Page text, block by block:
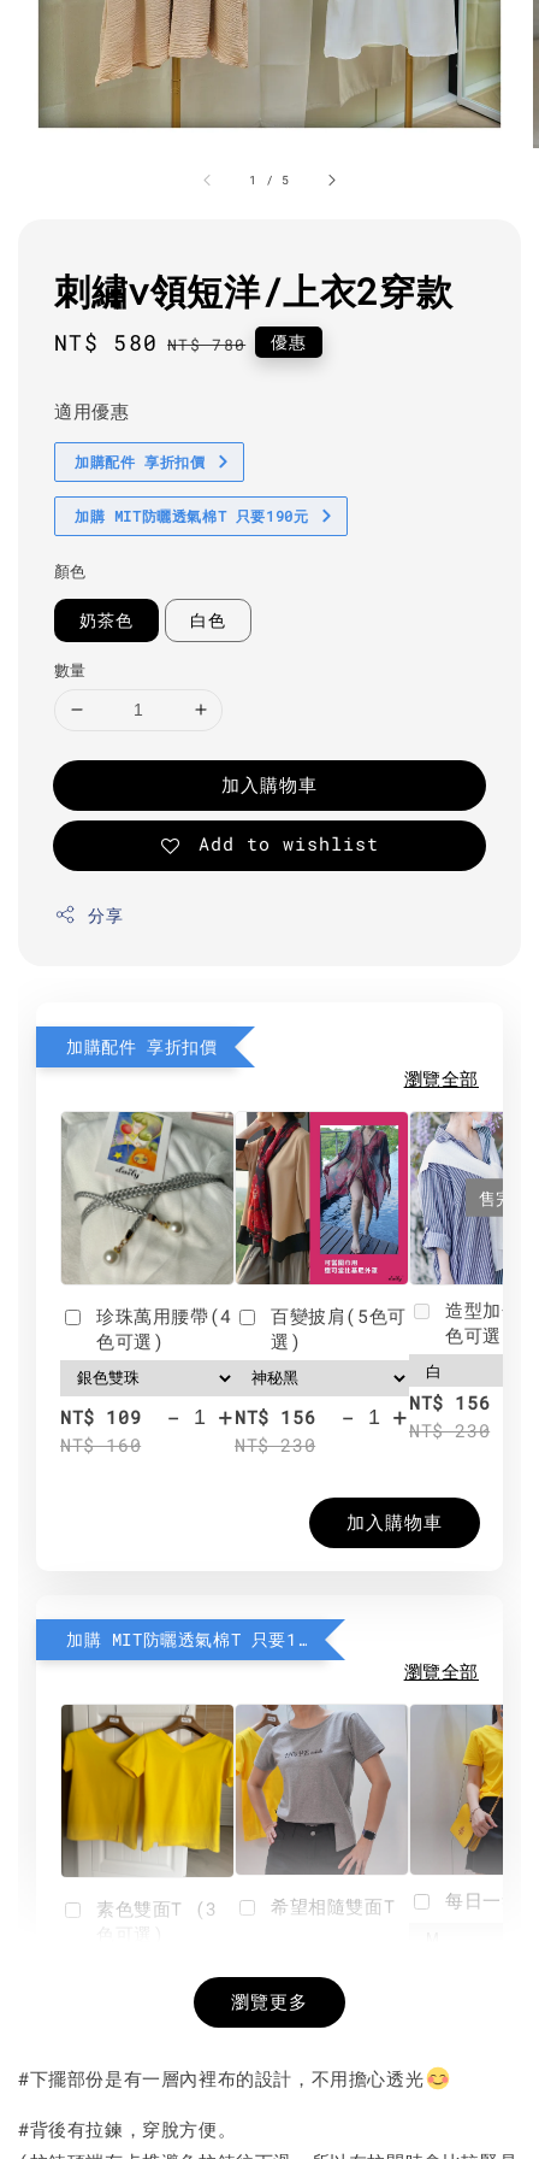
1 / 5
刺繡v領短洋/上衣2穿款
Sale
NT$ 580 Regular
NT$ 780 優惠
適用優惠
加購配件 享折扣價
加購 MIT防曬透氣棉T 只要190元
顏色
奶茶色 白色
數量
加入購物車
Add to wishlist
分享
加購配件 享折扣價
瀏覽全部
珍珠萬用腰帶(4
色可選)
NT$ 109
NT$ 160
- +
百變披肩(5色可
選)
NT$ 156
NT$ 230
- +
售完
造型加分
色可選)
NT$ 156
NT$ 230
加入購物車
加購 MIT防曬透氣棉T 只要190元
瀏覽全部
素色雙面T (3
+
希望相隨雙面T
NT$ 190
-
每日一笑
瀏覽更多
#下擺部份是有一層內裡布的設計，不用擔心透光
#背後有拉鍊，穿脫方便。